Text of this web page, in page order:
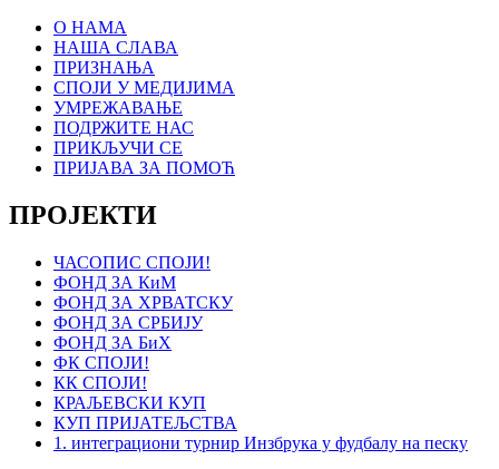
О НАМА
НАША СЛАВА
ПРИЗНАЊА
СПОЈИ У МЕДИЈИМА
УМРЕЖАВАЊЕ
ПОДРЖИТЕ НАС
ПРИКЉУЧИ СЕ
ПРИЈАВА ЗА ПОМОЋ
ПРОЈЕКТИ
ЧАСОПИС СПОЈИ!
ФОНД ЗА КиМ
ФОНД ЗА ХРВАТСКУ
ФОНД ЗА СРБИЈУ
ФОНД ЗА БиХ
ФК СПОЈИ!
КК СПОЈИ!
КРАЉЕВСКИ КУП
КУП ПРИЈАТЕЉСТВА
1. интеграциони турнир Инзбрука у фудбалу на песку